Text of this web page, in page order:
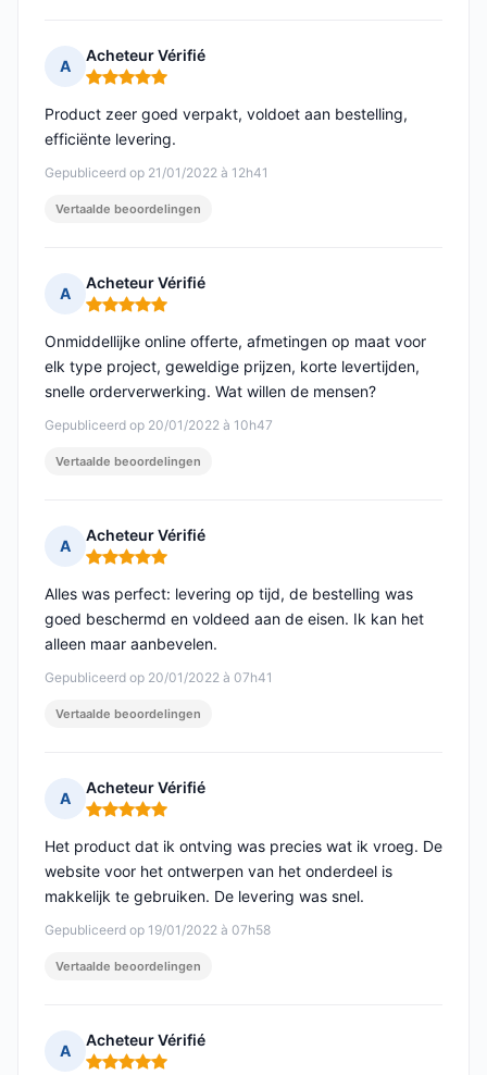
A
Acheteur Vérifié
Opmerking: 5 van 5
Gepubliceerd op 21/01/2022 à 12h41
Product zeer goed verpakt, voldoet aan bestelling,
efficiënte levering.
Vertaalde beoordelingen
A
Acheteur Vérifié
Opmerking: 5 van 5
Gepubliceerd op 20/01/2022 à 10h47
Onmiddellijke online offerte, afmetingen op maat voor
elk type project, geweldige prijzen, korte levertijden,
snelle orderverwerking. Wat willen de mensen?
Vertaalde beoordelingen
A
Acheteur Vérifié
Opmerking: 5 van 5
Gepubliceerd op 20/01/2022 à 07h41
Alles was perfect: levering op tijd, de bestelling was
goed beschermd en voldeed aan de eisen. Ik kan het
alleen maar aanbevelen.
Vertaalde beoordelingen
A
Acheteur Vérifié
Opmerking: 5 van 5
Gepubliceerd op 19/01/2022 à 07h58
Het product dat ik ontving was precies wat ik vroeg. De
website voor het ontwerpen van het onderdeel is
makkelijk te gebruiken. De levering was snel.
Vertaalde beoordelingen
A
Acheteur Vérifié
Opmerking: 5 van 5